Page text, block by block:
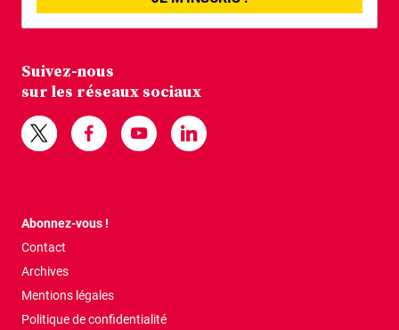
Suivez-nous
sur les réseaux sociaux
Abonnez-vous !
Contact
Archives
Mentions légales
Politique de confidentialité